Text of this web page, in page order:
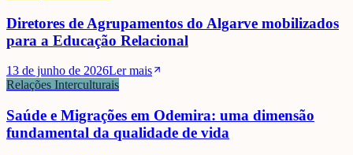
Diretores de Agrupamentos do Algarve mobilizados
para a Educação Relacional
13 de junho de 2026Ler mais
Relações Interculturais
Saúde e Migrações em Odemira: uma dimensão
fundamental da qualidade de vida